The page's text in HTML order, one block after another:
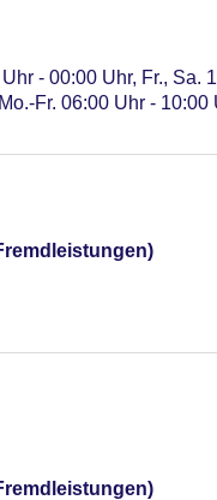
- 00:00 Uhr, Fr., Sa.
Fr. 06:00 Uhr -